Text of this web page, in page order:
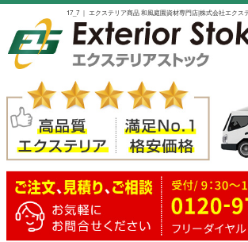
17_7 ｜ エクステリア商品 和風庭園資材専門店|株式会社エクス